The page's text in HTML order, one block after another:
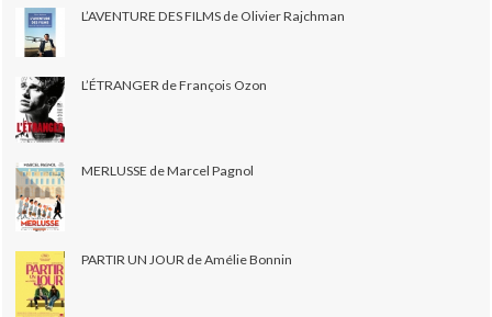
L’AVENTURE DES FILMS de Olivier Rajchman
L’ÉTRANGER de François Ozon
MERLUSSE de Marcel Pagnol
PARTIR UN JOUR de Amélie Bonnin